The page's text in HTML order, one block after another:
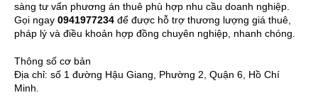
sàng tư vấn phương án thuê phù hợp nhu cầu doanh nghiệp.
Gọi ngay 0941977234 để được hỗ trợ thương lượng giá thuê,
pháp lý và điều khoản hợp đồng chuyên nghiệp, nhanh chóng.
Thông số cơ bản
Địa chỉ: số 1 đường Hậu Giang, Phường 2, Quận 6, Hồ Chí
Minh.